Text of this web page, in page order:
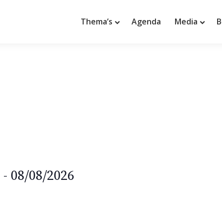
Thema’s Agenda Media
- 08/08/2026